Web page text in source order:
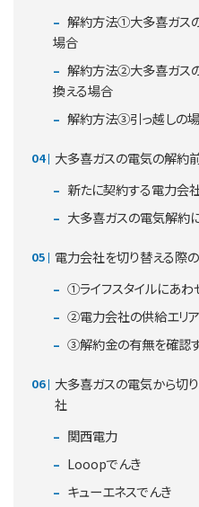
解約方法①大多喜ガス
場合
解約方法②大多喜ガス
換える場合
解約方法③引っ越しの
大多喜ガスの電気の解約
新たに契約する電力会
大多喜ガスの電気解約
電力会社を切り替える際
①ライフスタイルにあわ
②電力会社の供給エリ
③解約金の有無を確認
大多喜ガスの電気から切
社
関西電力
Looopでんき
キューエネスでんき